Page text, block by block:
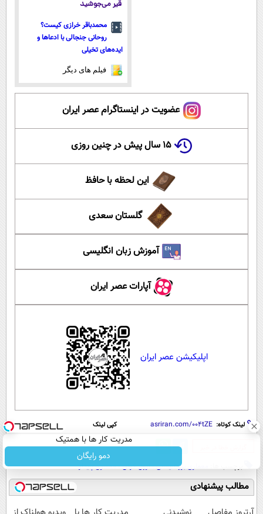
قیر می‌جوشید
محمدباقر خرازی کیست؟
روحانی جنجالی با ادعاها و
ایده‌های تخیلی
فیلم های دیگر
عضویت در اینستاگرام عصر ایران
۱۵ سال پیش در چنین روزی
این لحظه با حافظ
گلستان سعدی
آموزش زبان انگلیسی
آپارات عصر ایران
اپلیکیشن عصر ایران
لینک کوتاه: کپی لینک
برچسب ها: معماری بروتالیستی،ارول کرش،معماری پایدار
مطالب پیشنهادی
مدریت کار ها با همتیک
دمو رایگان